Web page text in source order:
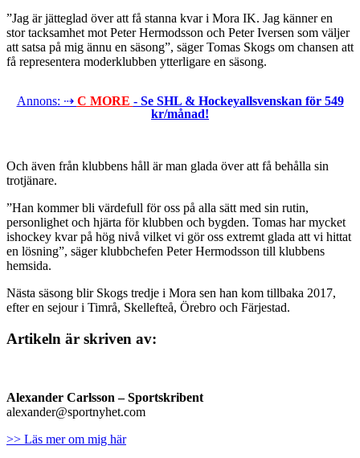
”Jag är jätteglad över att få stanna kvar i Mora IK. Jag känner en
stor tacksamhet mot Peter Hermodsson och Peter Iversen som väljer
att satsa på mig ännu en säsong”, säger Tomas Skogs om chansen att
få representera moderklubben ytterligare en säsong.
Annons: ⇢ C MORE - Se SHL & Hockeyallsvenskan för 549
kr/månad!
Och även från klubbens håll är man glada över att få behålla sin
trotjänare.
”Han kommer bli värdefull för oss på alla sätt med sin rutin,
personlighet och hjärta för klubben och bygden. Tomas har mycket
ishockey kvar på hög nivå vilket vi gör oss extremt glada att vi hittat
en lösning”, säger klubbchefen Peter Hermodsson till klubbens
hemsida.
Nästa säsong blir Skogs tredje i Mora sen han kom tillbaka 2017,
efter en sejour i Timrå, Skellefteå, Örebro och Färjestad.
Artikeln är skriven av:
Alexander Carlsson – Sportskribent
alexander@sportnyhet.com
>> Läs mer om mig här